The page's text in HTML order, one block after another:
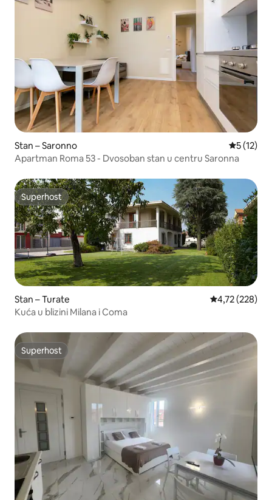
Stan – Saronno Prosječna
5 (12)
Apartman Roma 53 - Dvosoban stan u centru Saronna
Superhost
Superhost
Stan – Turate Prosječna
4,72 (228)
Kuća u blizini Milana i Coma
Superhost
Superhost